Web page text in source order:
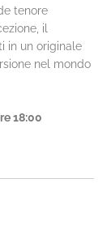
tenore
il
in un originale
nel mondo
18:00